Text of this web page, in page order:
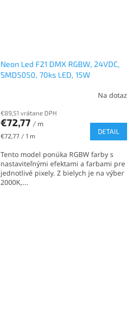
Neon Led F21 DMX RGBW, 24VDC,
SMD5050, 70ks LED, 15W
Na dotaz
€89,51 vrátane DPH
€72,77 / m
Jednotková
€72,77 / 1 m
DETAIL
Tento model ponúka RGBW farby s
nastaviteľnými efektami a farbami pre
jednotlivé pixely. Z bielych je na výber
2000K,...